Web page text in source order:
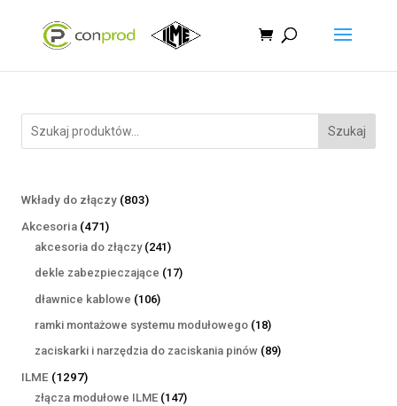
Szukaj
Wkłady do złączy 803803
Akcesoria 471471
produktów
akcesoria do złączy 241241
produktów
dekle zabezpieczające 1717
dławnice kablowe 106106
produktów
ramki montażowe systemu modułowego 1818
produktów
zaciskarki i narzędzia do zaciskania pinów 8989
ILME 12971297
produktów
złącza modułowe ILME 147147